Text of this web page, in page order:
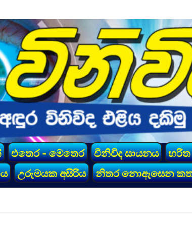
එතෙර - මෙතෙර විනිවිද සායනය හරිත
උරුමයක අසිරිය නිතර නොඇසෙන